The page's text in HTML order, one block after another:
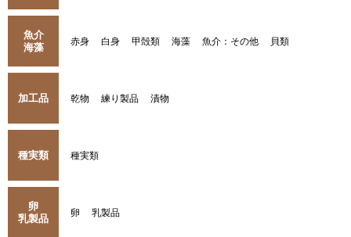
魚介
海藻
赤身 白身 甲殻類 海藻 魚介：その他 貝類
加工品 乾物 練り製品 漬物
種実類 種実類
卵
乳製品
卵 乳製品